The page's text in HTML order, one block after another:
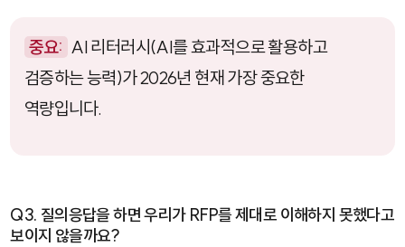
중요: AI 리터러시(AI를 효과적으로 활용하고
검증하는 능력)가 2026년 현재 가장 중요한
역량입니다.
Q3. 질의응답을 하면 우리가 RFP를 제대로 이해하지 못했다고
보이지 않을까요?